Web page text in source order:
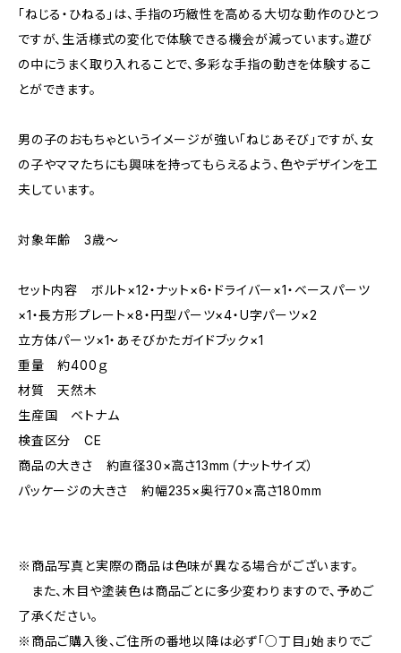
「ねじる・ひねる」は、手指の巧緻性を高める大切な動作のひとつ
ですが、生活様式の変化で体験できる機会が減っています。遊び
の中にうまく取り入れることで、多彩な手指の動きを体験するこ
とができます。
男の子のおもちゃというイメージが強い｢ねじあそび｣ですが、女
の子やママたちにも興味を持ってもらえるよう、色やデザインを工
夫しています。
対象年齢 3歳～
セット内容 ボルト×12・ナット×6・ドライバー×1・ベースパーツ
×1・長方形プレート×8・円型パーツ×4・U字パーツ×2
立方体パーツ×1・あそびかたガイドブック×1
重量 約400ｇ
材質 天然木
生産国 ベトナム
検査区分 CE
商品の大きさ 約直径30×高さ13mm（ナットサイズ）
パッケージの大きさ 約幅235×奥行70×高さ180mm
※商品写真と実際の商品は色味が異なる場合がございます。
また、木目や塗装色は商品ごとに多少変わりますので、予めご
了承ください。
※商品ご購入後、ご住所の番地以降は必ず「○丁目」始まりでご